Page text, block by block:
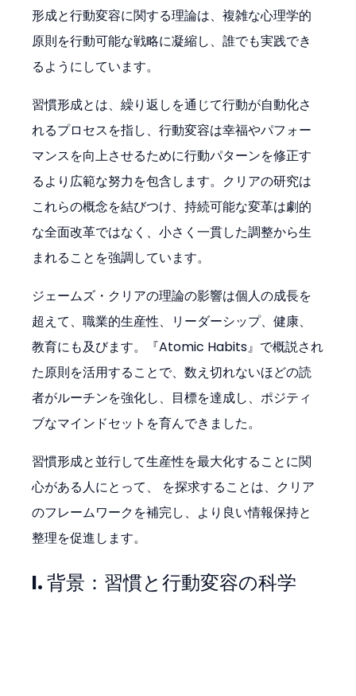
形成と行動変容に関する理論は、複雑な心理学的
原則を行動可能な戦略に凝縮し、誰でも実践でき
るようにしています。
習慣形成とは、繰り返しを通じて行動が自動化さ
れるプロセスを指し、行動変容は幸福やパフォー
マンスを向上させるために行動パターンを修正す
るより広範な努力を包含します。クリアの研究は
これらの概念を結びつけ、持続可能な変革は劇的
な全面改革ではなく、小さく一貫した調整から生
まれることを強調しています。
ジェームズ・クリアの理論の影響は個人の成長を
超えて、職業的生産性、リーダーシップ、健康、
教育にも及びます。『Atomic Habits』で概説され
た原則を活用することで、数え切れないほどの読
者がルーチンを強化し、目標を達成し、ポジティ
ブなマインドセットを育んできました。
習慣形成と並行して生産性を最大化することに関
心がある人にとって、 を探求することは、クリア
のフレームワークを補完し、より良い情報保持と
整理を促進します。
I. 背景：習慣と行動変容の科学